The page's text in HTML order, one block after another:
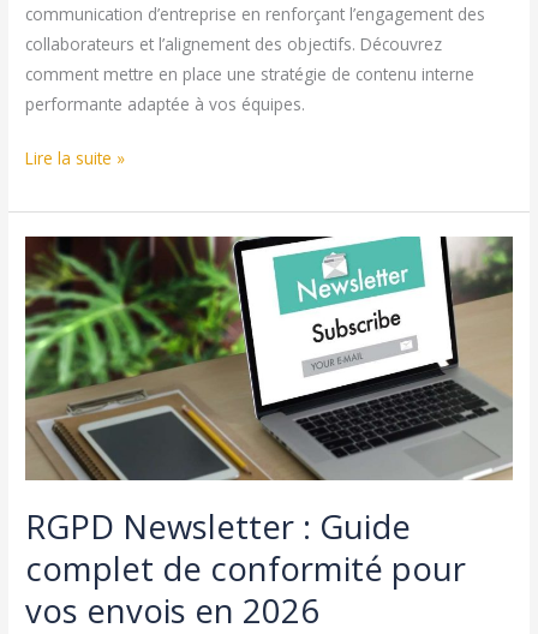
communication d’entreprise en renforçant l’engagement des
collaborateurs et l’alignement des objectifs. Découvrez
comment mettre en place une stratégie de contenu interne
performante adaptée à vos équipes.
Newsletter
entreprise
Guide
complet
pour
engager
vos
collaborateurs
en
2026
Lire la suite »
RGPD Newsletter : Guide
complet de conformité pour
vos envois en 2026